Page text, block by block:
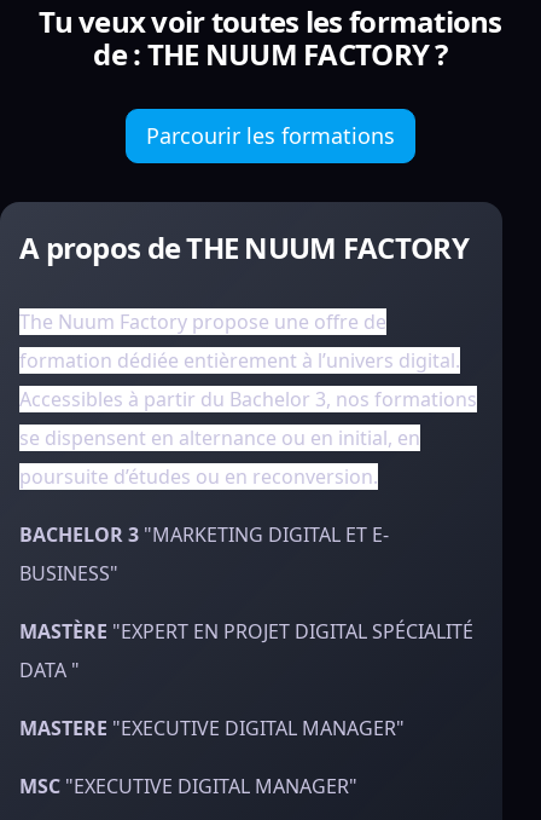
Tu veux voir toutes les formations
de : THE NUUM FACTORY ?
Parcourir les formations
A propos de THE NUUM FACTORY
The Nuum Factory propose une offre de
formation dédiée entièrement à l’univers digital.
Accessibles à partir du Bachelor 3, nos formations
se dispensent en alternance ou en initial, en
poursuite d’études ou en reconversion.
BACHELOR 3 "MARKETING DIGITAL ET E-
BUSINESS"
MASTÈRE "EXPERT EN PROJET DIGITAL SPÉCIALITÉ
DATA "
MASTERE "EXECUTIVE DIGITAL MANAGER"
MSC "EXECUTIVE DIGITAL MANAGER"